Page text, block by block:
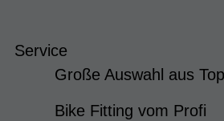
Service
Große Auswahl aus
Bike Fitting vom Profi